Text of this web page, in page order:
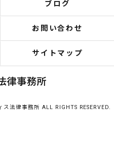
ブログ
お問い合わせ
サイトマップ
法律事務所 ALL RIGHTS RESERVED.